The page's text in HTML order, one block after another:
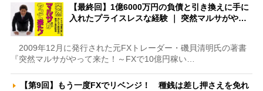
【最終回】1億6000万円の負債と引き換えに手に
入れたプライスレスな経験 ｜ 突然マルサがや…
2009年12月に発行された元FXトレーダー・磯貝清明氏の著書
『突然マルサがやって来た！～FXで10億円稼い…
【第9回】もう一度FXでリベンジ！ 種銭は差し押さえを免れ